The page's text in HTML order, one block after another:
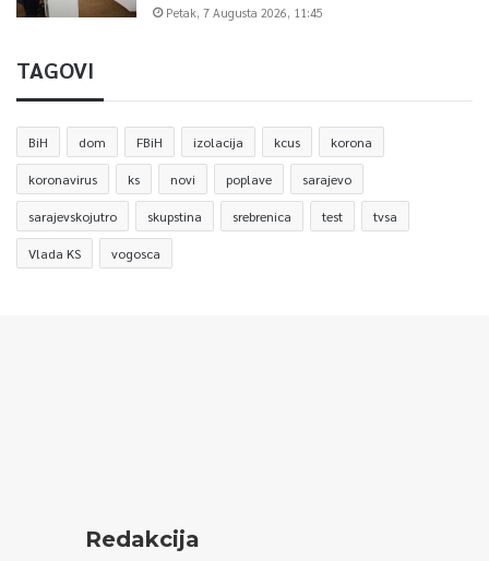
Petak, 7 Augusta 2026, 11:45
TAGOVI
BiH dom FBiH izolacija kcus korona
koronavirus ks novi poplave sarajevo
sarajevskojutro skupstina srebrenica test tvsa
Vlada KS vogosca
Redakcija